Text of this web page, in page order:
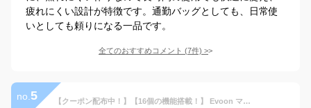
疲れにくい設計が特徴です。通勤バッグとしても、日常使
いとしても頼りになる一品です。
全てのおすすめコメント (7件) >
no. 5 【クーポン配布中！】【16個の機能搭載！】 Evoon マルチビジネスリュック4.0 大容量 35L 拡張機能 多機能 多収納 防犯 撥水 出張 旅行 通勤 通学 pc パソコン 17.3インチ USB YKK メンズ ビジネス リュック ビジネスリュック バックパック デイパック リュックサック